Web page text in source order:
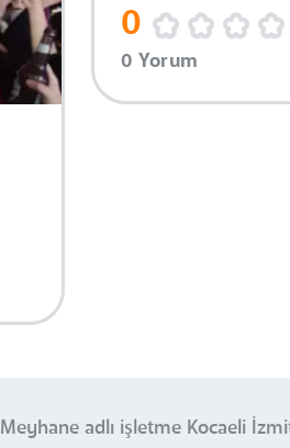
0
0 Yorum
Meyhane adlı işletme Kocaeli